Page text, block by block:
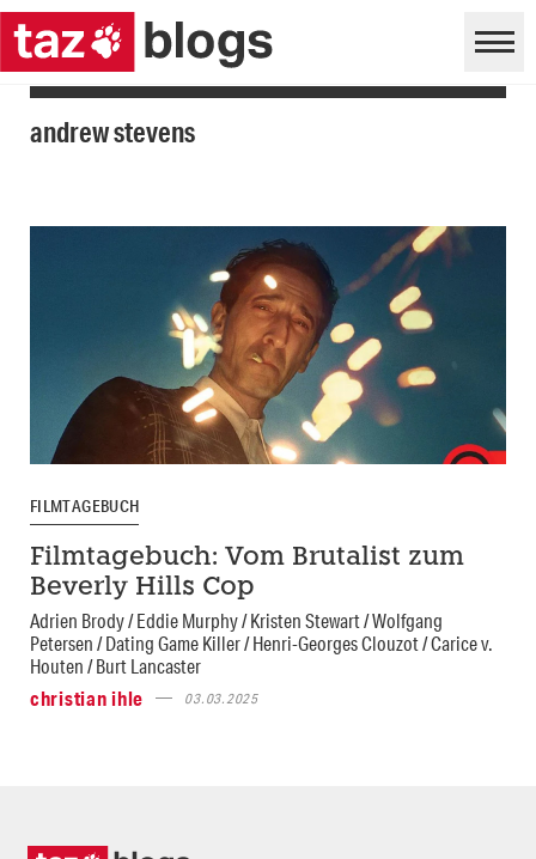
andrew stevens
FILMTAGEBUCH
Filmtagebuch: Vom Brutalist zum
Beverly Hills Cop
Adrien Brody / Eddie Murphy / Kristen Stewart / Wolfgang
Petersen / Dating Game Killer / Henri-Georges Clouzot / Carice v.
Houten / Burt Lancaster
christian ihle
03.03.2025